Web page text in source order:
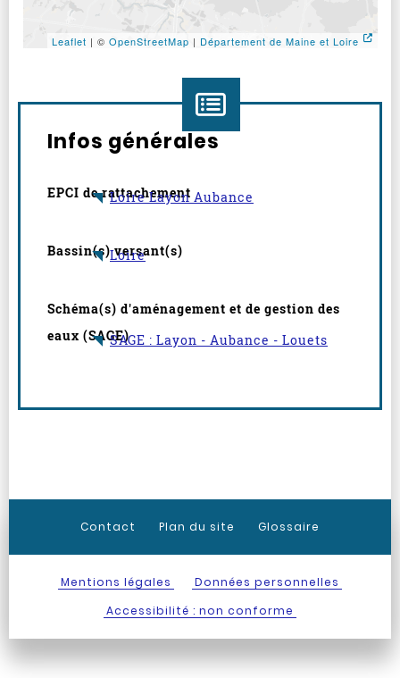
Infos générales
EPCI de rattachement
Loire Layon Aubance
Bassin(s) versant(s)
Loire
Schéma(s) d'aménagement et de gestion des
eaux (SAGE)SAGE : Layon - Aubance - Louets
Leaflet | © OpenStreetMap | Département de Maine et Loire
Contact Plan du site Glossaire
Mentions légales
Données personnelles
Accessibilité : non conforme